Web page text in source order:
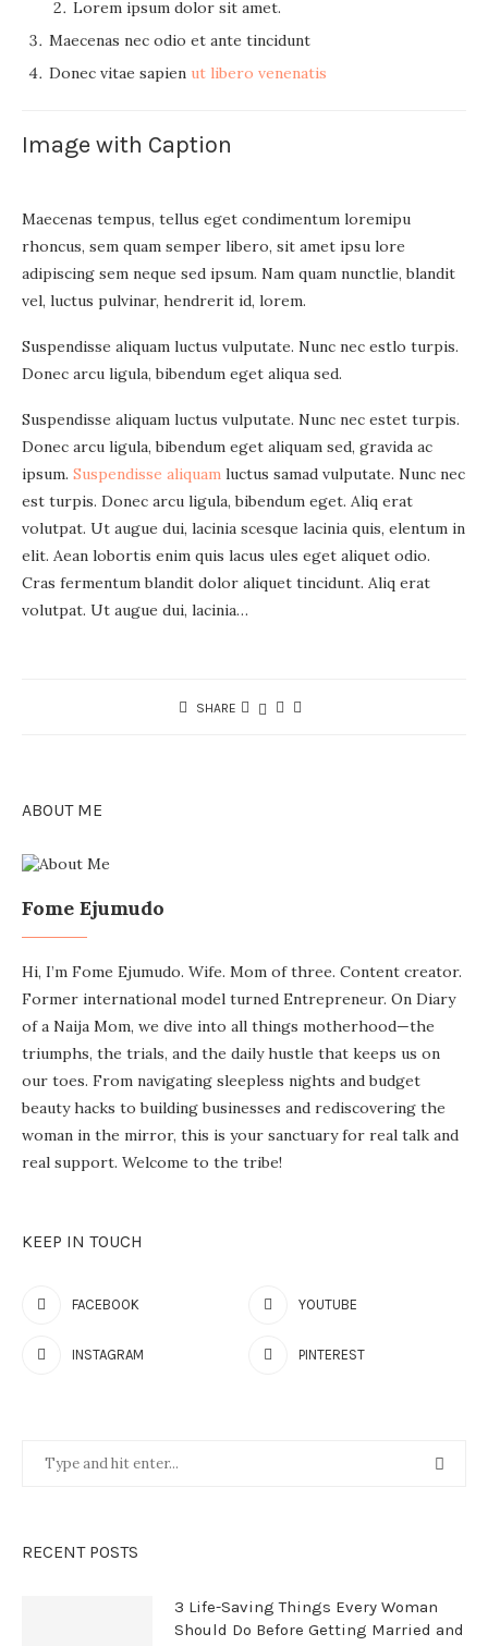
Lorem ipsum dolor sit amet.
Maecenas nec odio et ante tincidunt
Donec vitae sapien ut libero venenatis
Image with Caption
Maecenas tempus, tellus eget condimentum loremipu
rhoncus, sem quam semper libero, sit amet ipsu lore
adipiscing sem neque sed ipsum. Nam quam nunctlie, blandit
vel, luctus pulvinar, hendrerit id, lorem.
Suspendisse aliquam luctus vulputate. Nunc nec estlo turpis.
Donec arcu ligula, bibendum eget aliqua sed.
Suspendisse aliquam luctus vulputate. Nunc nec estet turpis.
Donec arcu ligula, bibendum eget aliquam sed, gravida ac
ipsum. Suspendisse aliquam luctus samad vulputate. Nunc nec
est turpis. Donec arcu ligula, bibendum eget. Aliq erat
volutpat. Ut augue dui, lacinia scesque lacinia quis, elentum in
elit. Aean lobortis enim quis lacus ules eget aliquet odio.
Cras fermentum blandit dolor aliquet tincidunt. Aliq erat
volutpat. Ut augue dui, lacinia…
SHARE
ABOUT ME
Fome Ejumudo
Hi, I’m Fome Ejumudo. Wife. Mom of three. Content creator.
Former international model turned Entrepreneur. On Diary
of a Naija Mom, we dive into all things motherhood—the
triumphs, the trials, and the daily hustle that keeps us on
our toes. From navigating sleepless nights and budget
beauty hacks to building businesses and rediscovering the
woman in the mirror, this is your sanctuary for real talk and
real support. Welcome to the tribe!
KEEP IN TOUCH
FACEBOOK YOUTUBE
INSTAGRAM PINTEREST
RECENT POSTS
3 Life-Saving Things Every Woman
Should Do Before Getting Married and